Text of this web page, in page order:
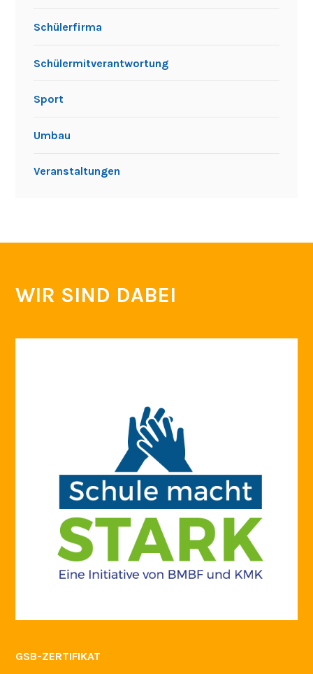
Schülerfirma
Schülermitverantwortung
Sport
Umbau
Veranstaltungen
WIR SIND DABEI
GSB-ZERTIFIKAT